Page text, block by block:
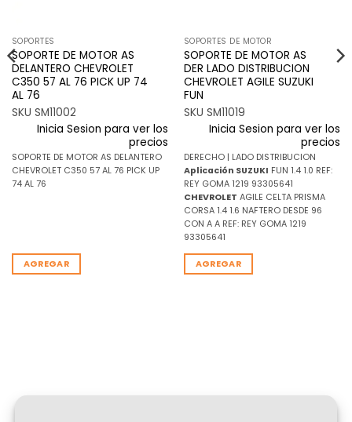
SOPORTES
SOPORTE DE MOTOR AS
DELANTERO CHEVROLET
C350 57 AL 76 PICK UP 74
AL 76
SKU SM11002
Inicia Sesion para ver los
precios
SOPORTE DE MOTOR AS DELANTERO
CHEVROLET C350 57 AL 76 PICK UP
74 AL 76
AGREGAR
SOPORTES DE MOTOR
SOPORTE DE MOTOR AS
DER LADO DISTRIBUCION
CHEVROLET AGILE SUZUKI
FUN
SKU SM11019
Inicia Sesion para ver los
precios
DERECHO | LADO DISTRIBUCION
Aplicación SUZUKI FUN 1.4 1.0 REF:
REY GOMA 1219 93305641
CHEVROLET AGILE CELTA PRISMA
CORSA 1.4 1.6 NAFTERO DESDE 96
CON A A REF: REY GOMA 1219
93305641
AGREGAR